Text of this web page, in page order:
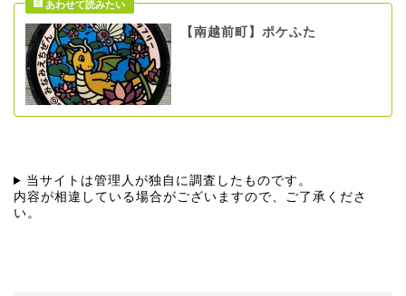
【南越前町】ポケふた
当サイトは管理人が独自に調査したものです。
内容が相違している場合がございますので、ご了承くださ
い。